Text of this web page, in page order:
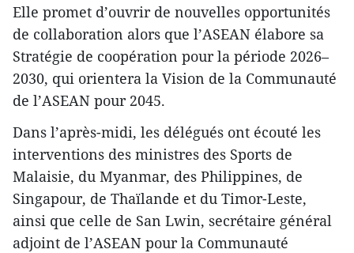
Elle promet d’ouvrir de nouvelles opportunités
de collaboration alors que l’ASEAN élabore sa
Stratégie de coopération pour la période 2026–
2030, qui orientera la Vision de la Communauté
de l’ASEAN pour 2045.
Dans l’après-midi, les délégués ont écouté les
interventions des ministres des Sports de
Malaisie, du Myanmar, des Philippines, de
Singapour, de Thaïlande et du Timor-Leste,
ainsi que celle de San Lwin, secrétaire général
adjoint de l’ASEAN pour la Communauté